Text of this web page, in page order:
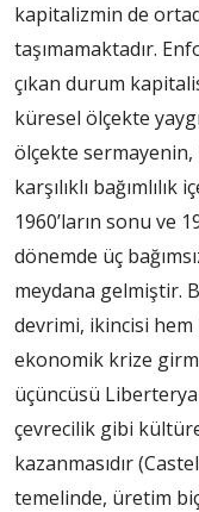
kapitalizmin de
taşımamaktadır.
çıkan durum
küresel ölçekte
ölçekte
karşılıklı
1960’ların sonu ve
dönemde üç
meydana gelmiştir.
devrimi, ikincisi
ekonomik krize
üçüncüsü
çevrecilik gibi
kazanmasıdır
temelinde, üretim